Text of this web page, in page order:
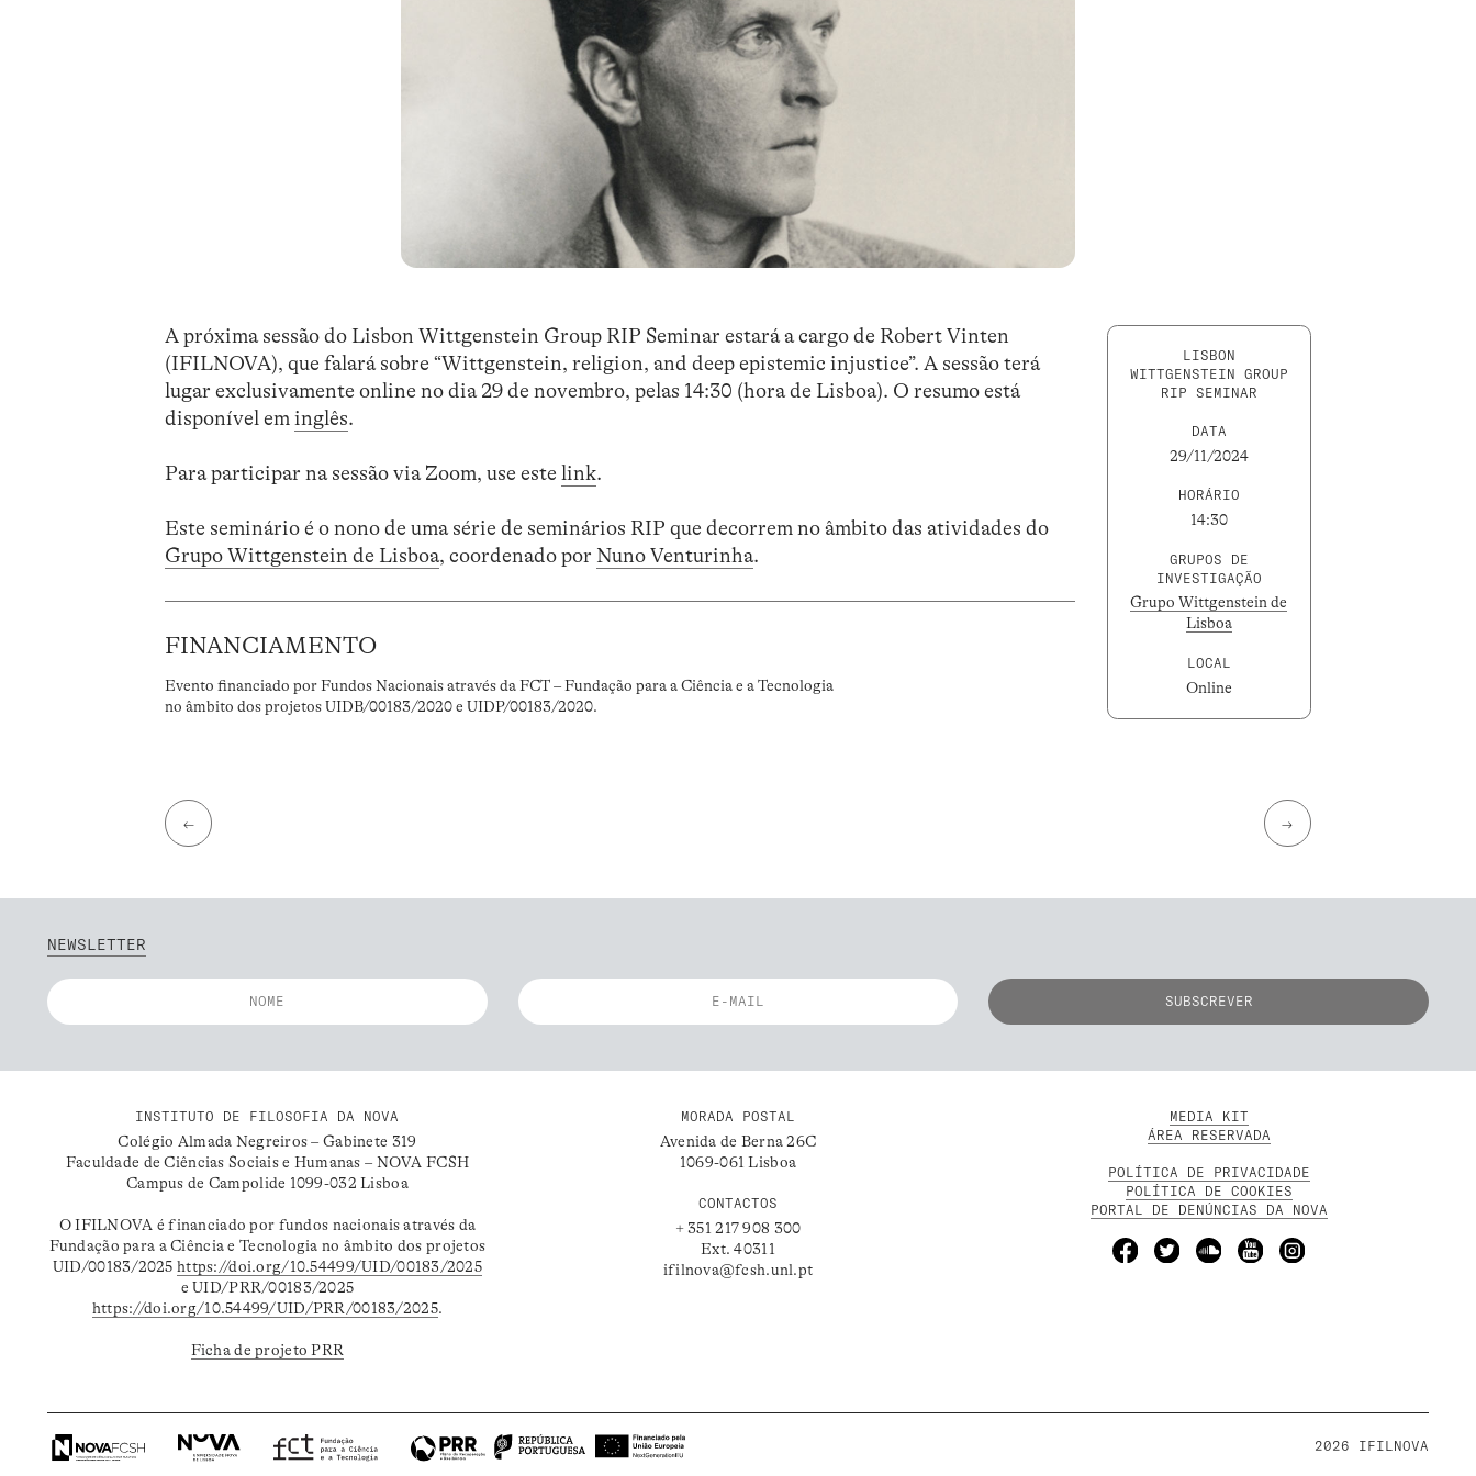
A próxima sessão do Lisbon Wittgenstein Group RIP Seminar estará a cargo de Robert Vinten
(IFILNOVA), que falará sobre “Wittgenstein, religion, and deep epistemic injustice”. A sessão terá
lugar exclusivamente online no dia 29 de novembro, pelas 14:30 (hora de Lisboa). O resumo está
disponível eminglês.
Para participar na sessão via Zoom, use estelink.
Este seminário é o nono de uma série de seminários RIP que decorrem no âmbito das atividades do
Grupo Wittgenstein de Lisboa, coordenado por Nuno Venturinha.
FINANCIAMENTO
Evento financiado por Fundos Nacionais através da FCT – Fundação para a Ciência e a Tecnologia
no âmbito dos projetos UIDB/00183/2020 e UIDP/00183/2020.
LISBON
WITTGENSTEIN GROUP
RIP SEMINAR
DATA
29/11/2024
HORÁRIO
14:30
GRUPOS DE
INVESTIGAÇÃO
Grupo Wittgenstein de
Lisboa
LOCAL
Online
← →
NEWSLETTER
INSTITUTO DE FILOSOFIA DA NOVA
Colégio Almada Negreiros – Gabinete 319
Faculdade de Ciências Sociais e Humanas – NOVA FCSH
Campus de Campolide 1099-032 Lisboa
O IFILNOVA é financiado por fundos nacionais através da
Fundação para a Ciência e Tecnologia no âmbito dos projetos
UID/00183/2025https://doi.org/10.54499/UID/00183/2025
e UID/PRR/00183/2025
https://doi.org/10.54499/UID/PRR/00183/2025.
Ficha de projeto PRR
MORADA POSTAL
Avenida de Berna 26C
1069-061 Lisboa
CONTACTOS
+ 351 217 908 300
Ext. 40311
ifilnova@fcsh.unl.pt
MEDIA KIT
ÁREA RESERVADA
POLÍTICA DE PRIVACIDADE
POLÍTICA DE COOKIES
PORTAL DE DENÚNCIAS DA NOVA
2026 IFILNOVA